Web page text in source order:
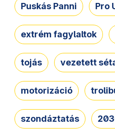
Puskás Panni Pro
extrém fagylaltok
tojás vezetett
motorizáció
szondáztatás